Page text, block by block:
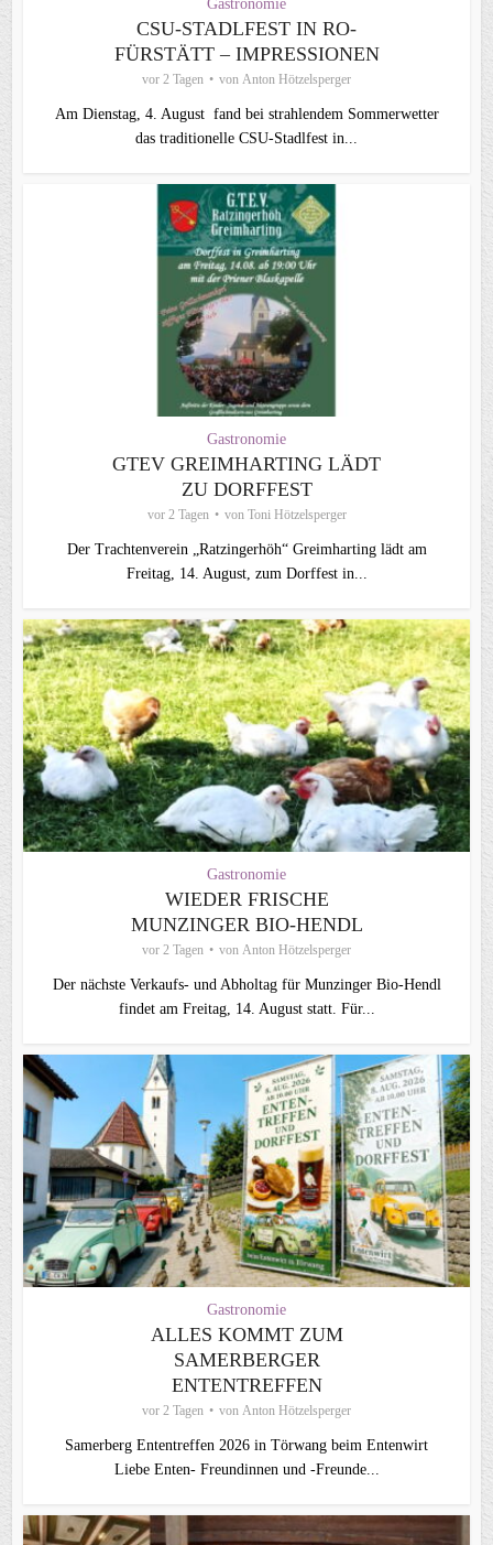
Gastronomie
CSU-STADLFEST IN RO-
FÜRSTÄTT – IMPRESSIONEN
vor 2 Tagen von Anton Hötzelsperger
Am Dienstag, 4. August fand bei strahlendem Sommerwetter
das traditionelle CSU-Stadlfest in...
Gastronomie
GTEV GREIMHARTING LÄDT
ZU DORFFEST
vor 2 Tagen von Toni Hötzelsperger
Der Trachtenverein „Ratzingerhöh“ Greimharting lädt am
Freitag, 14. August, zum Dorffest in...
Gastronomie
WIEDER FRISCHE
MUNZINGER BIO-HENDL
vor 2 Tagen von Anton Hötzelsperger
Der nächste Verkaufs- und Abholtag für Munzinger Bio-Hendl
findet am Freitag, 14. August statt. Für...
Gastronomie
ALLES KOMMT ZUM
SAMERBERGER
ENTENTREFFEN
vor 2 Tagen von Anton Hötzelsperger
Samerberg Ententreffen 2026 in Törwang beim Entenwirt
Liebe Enten- Freundinnen und -Freunde...